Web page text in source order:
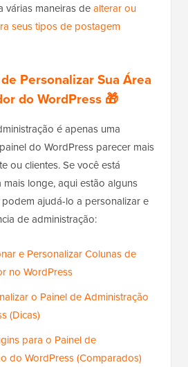
várias maneiras dealterar ou
seus tipos de postagem
Personalizar Sua Área
do WordPress 🎁
é apenas uma
do WordPress parecer mais
ou clientes. Se você está
longe, aqui estão alguns
ajudá-lo a personalizar e
de administração:
e Personalizar Colunas de
no WordPress
o Painel de Administração
(Dicas)
para o Painel de
do WordPress (Comparados)